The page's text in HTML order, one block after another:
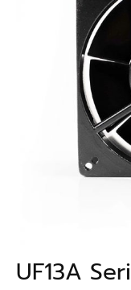
UF13A